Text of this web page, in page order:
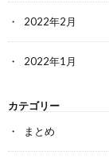
2022年2月
2022年1月
カテゴリー
まとめ